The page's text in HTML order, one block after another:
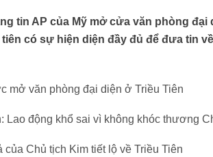
tin AP của Mỹ mở cửa văn phòng
có sự hiện diện đầy đủ để đưa tin
mở văn phòng đại diện ở Triều Tiên
Lao động khổ sai vì không khóc thương
của Chủ tịch Kim tiết lộ về Triều Tiên